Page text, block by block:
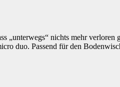
nichts mehr verloren
duo. Passend für den